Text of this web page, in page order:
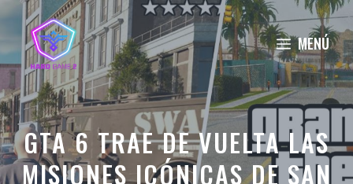
Saltar
contenido
MENÚ
GTA 6 TRAE DE VUELTA LAS
MISIONES ICÓNICAS DE SAN